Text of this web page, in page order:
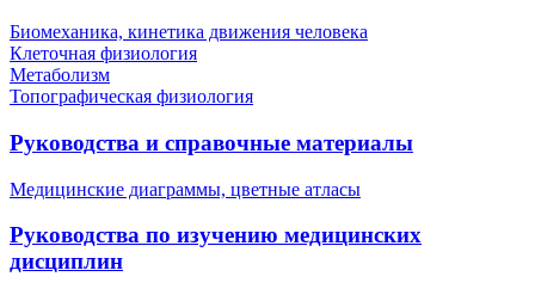
Биомеханика, кинетика движения человека
Клеточная физиология
Метаболизм
Топографическая физиология
Руководства и справочные материалы
Медицинские диаграммы, цветные атласы
Руководства по изучению медицинских
дисциплин